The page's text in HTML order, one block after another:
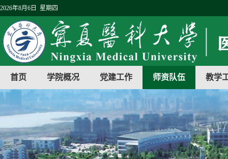
2026年8月6日 星期四
首页 学院概况 党建工作 师资队伍 教学